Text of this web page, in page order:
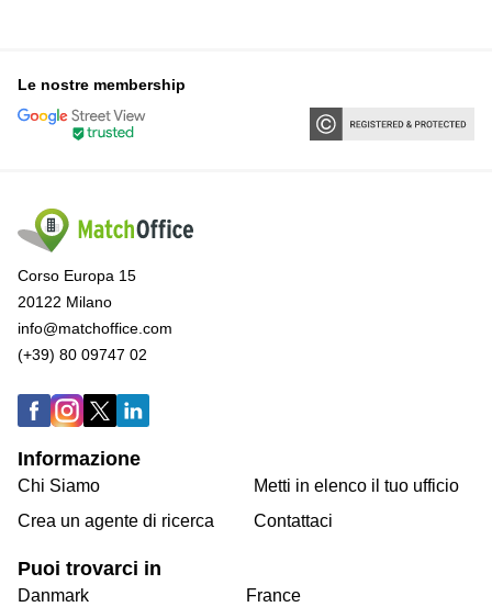
Le nostre membership
Corso Europa 15
20122 Milano
info@matchoffice.com
(+39) 80 09747 02
Informazione
Chi Siamo
Crea un agente di ricerca
Metti in elenco il tuo ufficio
Contattaci
Puoi trovarci in
Danmark
France